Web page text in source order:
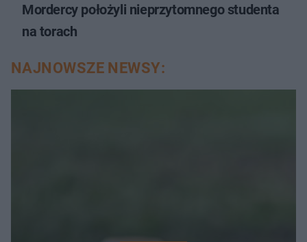
Mordercy położyli nieprzytomnego studenta
na torach
NAJNOWSZE NEWSY: